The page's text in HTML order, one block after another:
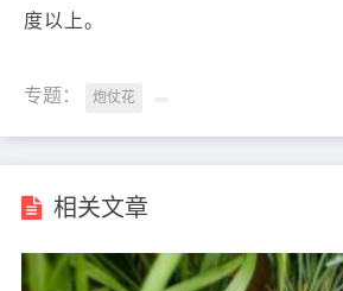
度以上。
专题： 炮仗花
相关文章